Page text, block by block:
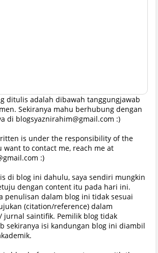
ditulis adalah dibawah tanggungjawab
Sekiranya mahu berhubung dengan
di blogsyaznirahim@gmail.com :)
is under the responsibility of the
want to contact me, reach me at
:)
di blog ini dahulu, saya sendiri mungkin
dengan content itu pada hari ini.
penulisan dalam blog ini tidak sesuai
(citation/reference) dalam
jurnal saintifik. Pemilik blog tidak
sekiranya isi kandungan blog ini diambil